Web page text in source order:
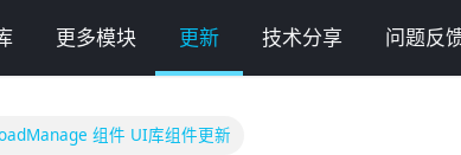
更多模块 更新 技术分享 问题反
组件 UI库组件更新